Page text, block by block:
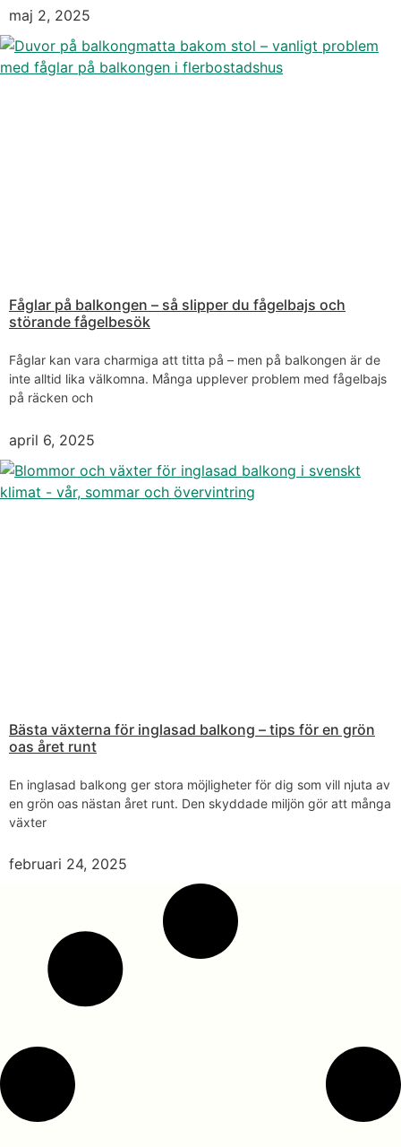
maj 2, 2025
Fåglar på balkongen – så slipper du fågelbajs och
störande fågelbesök
Fåglar kan vara charmiga att titta på – men på balkongen är de
inte alltid lika välkomna. Många upplever problem med fågelbajs
på räcken och
april 6, 2025
Bästa växterna för inglasad balkong – tips för en grön
oas året runt
En inglasad balkong ger stora möjligheter för dig som vill njuta av
en grön oas nästan året runt. Den skyddade miljön gör att många
växter
februari 24, 2025